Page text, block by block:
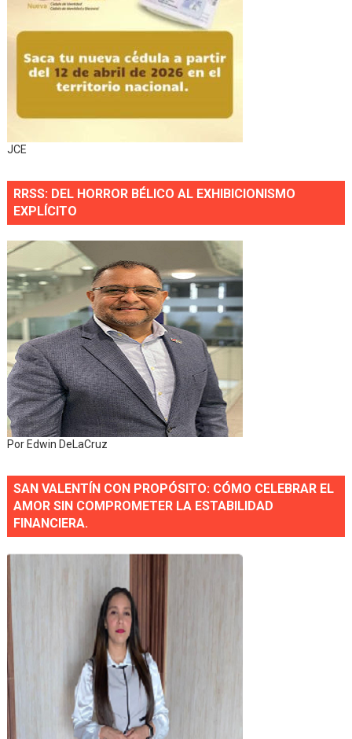
JCE
RRSS: DEL HORROR BÉLICO AL EXHIBICIONISMO
EXPLÍCITO
Por Edwin DeLaCruz
SAN VALENTÍN CON PROPÓSITO: CÓMO CELEBRAR EL
AMOR SIN COMPROMETER LA ESTABILIDAD
FINANCIERA.